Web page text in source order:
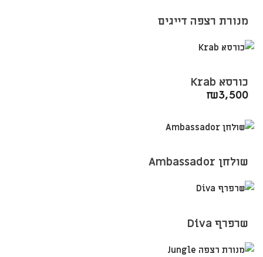
מנורת רצפה דייגים
כורסא Krab
₪3,500
שולחן Ambassador
שרפרף Diva